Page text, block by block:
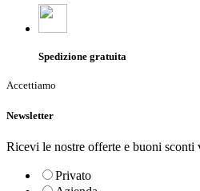
Spedizione gratuita
Accettiamo
Newsletter
Ricevi le nostre offerte e buoni sconti
Privato